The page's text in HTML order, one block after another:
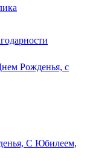
Рожденья, с
С Юбилеем,